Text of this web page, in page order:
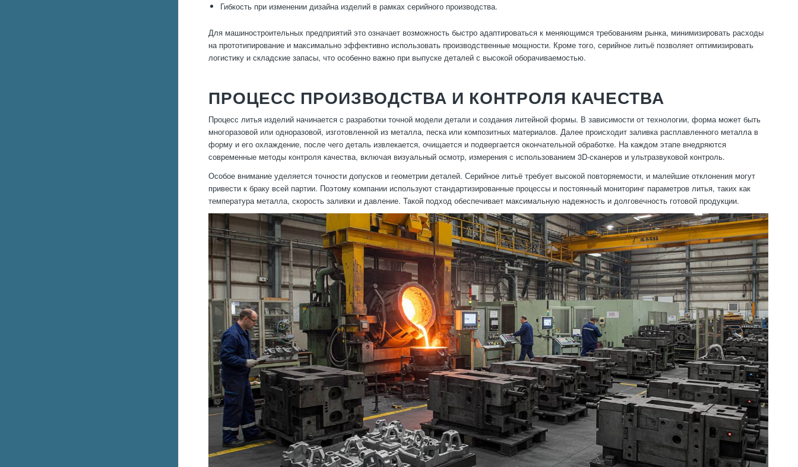
Гибкость при изменении дизайна изделий в рамках серийного производства.
Для машиностроительных предприятий это означает возможность быстро адаптироваться к меняющимся требованиям рынка, минимизировать расходы
на прототипирование и максимально эффективно использовать производственные мощности. Кроме того, серийное литьё позволяет оптимизировать
логистику и складские запасы, что особенно важно при выпуске деталей с высокой оборачиваемостью.
ПРОЦЕСС ПРОИЗВОДСТВА И КОНТРОЛЯ КАЧЕСТВА
Процесс литья изделий начинается с разработки точной модели детали и создания литейной формы. В зависимости от технологии, форма может быть
многоразовой или одноразовой, изготовленной из металла, песка или композитных материалов. Далее происходит заливка расплавленного металла в
форму и его охлаждение, после чего деталь извлекается, очищается и подвергается окончательной обработке. На каждом этапе внедряются
современные методы контроля качества, включая визуальный осмотр, измерения с использованием 3D-сканеров и ультразвуковой контроль.
Особое внимание уделяется точности допусков и геометрии деталей. Серийное литьё требует высокой повторяемости, и малейшие отклонения могут
привести к браку всей партии. Поэтому компании используют стандартизированные процессы и постоянный мониторинг параметров литья, таких как
температура металла, скорость заливки и давление. Такой подход обеспечивает максимальную надежность и долговечность готовой продукции.